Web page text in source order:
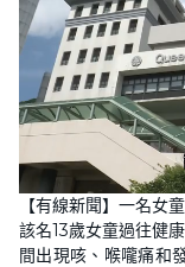
U
n
m
u
t
e
【有線新聞】一名女
該名13歲女童過往健
間出現咳、喉嚨痛和